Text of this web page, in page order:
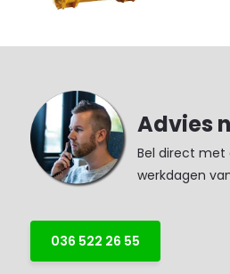
Advies
Bel direct met
werkdagen
036 522 26 55